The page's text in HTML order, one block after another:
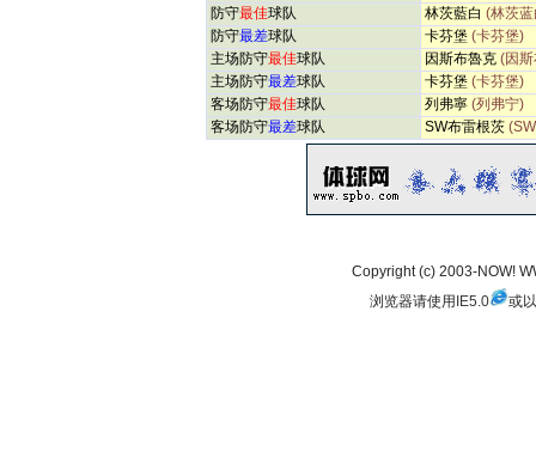
防守最佳球队 林茨藍白 (林茨
防守最差球队 卡芬堡 (卡芬堡)
主场防守最佳球队 因斯布魯克 (因
主场防守最差球队 卡芬堡 (卡芬堡)
客场防守最佳球队 列弗寧 (列弗宁)
客场防守最差球队 SW布雷根茨
Copyright (c) 2003-NOW!
浏览器请使用 IE5.0 或